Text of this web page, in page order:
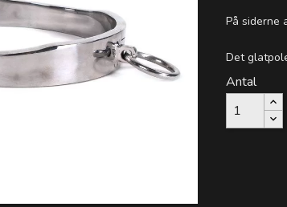
På siderne
Det
Antal